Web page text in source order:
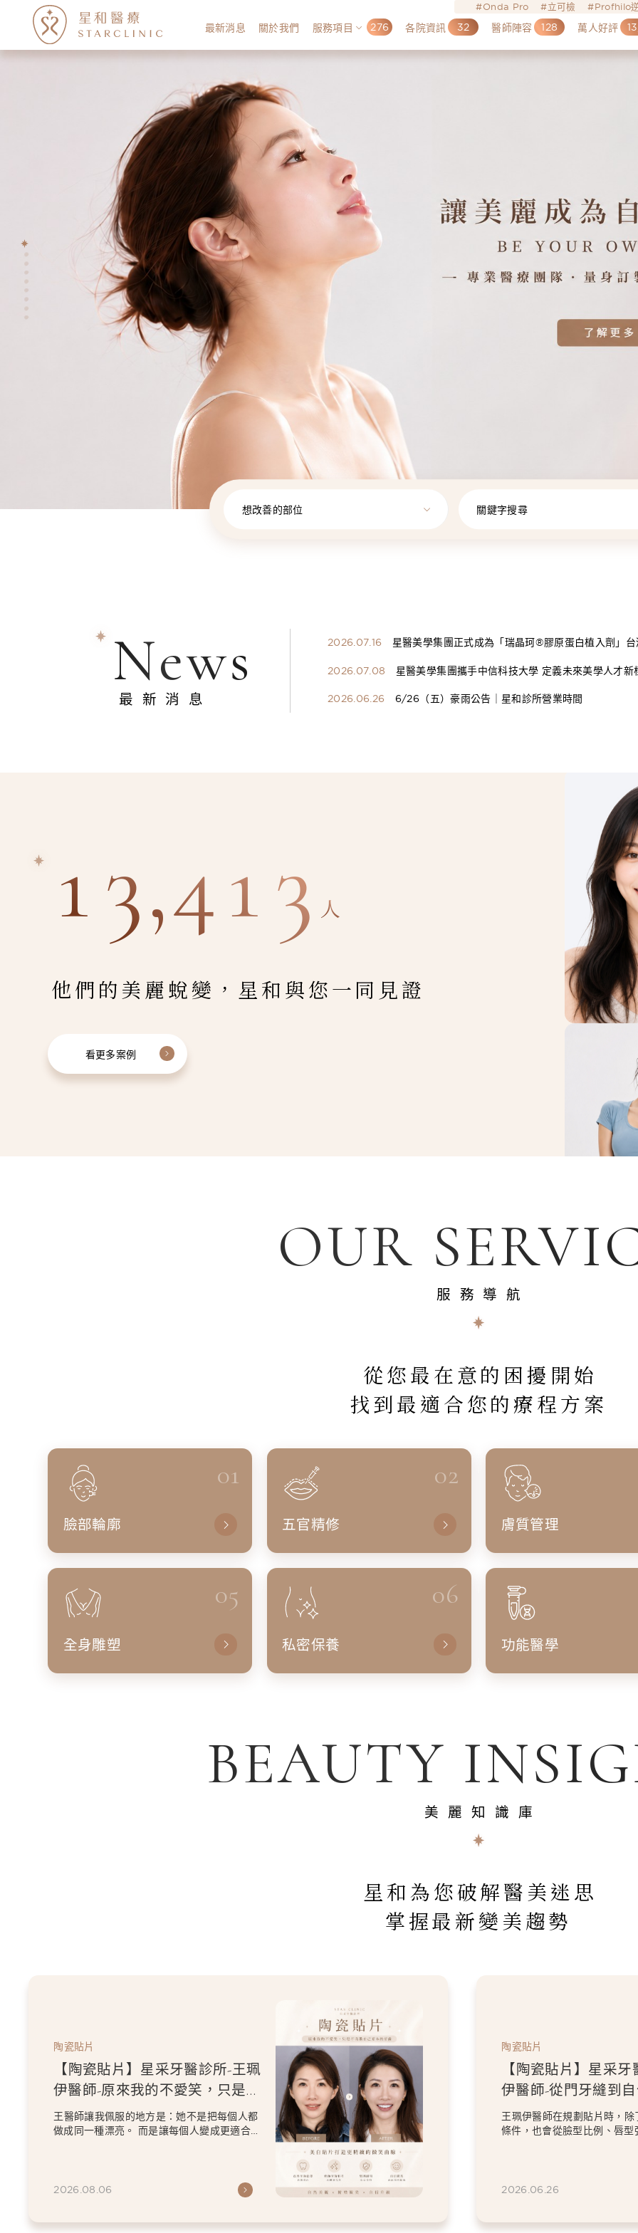
Onda Pro 立可檢 Profhilo
最新消息 關於我們 服務項目 276 各院資訊 32 醫師陣容 128 萬人好評
想改善的部位 關鍵字搜尋
News
最新消息
2026.07.16
星醫美學集團正式成為「瑞晶珂®膠原蛋白植入劑」
2026.07.08
星醫美學集團攜手中信科技大學 定義未來美學人才新
2026.06.26
6/26（五）豪雨公告｜星和診所營業時間
13,413 人
他們的美麗蛻變，星和與您一同見證
看更多案例
OUR
服務導航
從您最在意的困擾開始
找到最適合您的療程方案
01
臉部輪廓
02
五官精修 膚質管理
05
全身雕塑
06
私密保養 功能醫學
BEAUTY
美麗知識庫
星和為您破解醫美迷思
掌握最新變美趨勢
陶瓷貼片
【陶瓷貼片】星采牙醫診所-王珮
伊醫師-原來我的不愛笑，只是不
喜歡自己原本的牙齒
王醫師讓我佩服的地方是：她不是把每個人都
做成同一種漂亮。 而是讓每個人變成更適合自
2026.08.06
陶瓷貼片
【陶瓷貼片】星采
伊醫師-從門牙縫到
白貼片打造更精緻的
王珮伊醫師在規劃貼片時，除
條件，也會從臉型比例、唇型
2026.06.26